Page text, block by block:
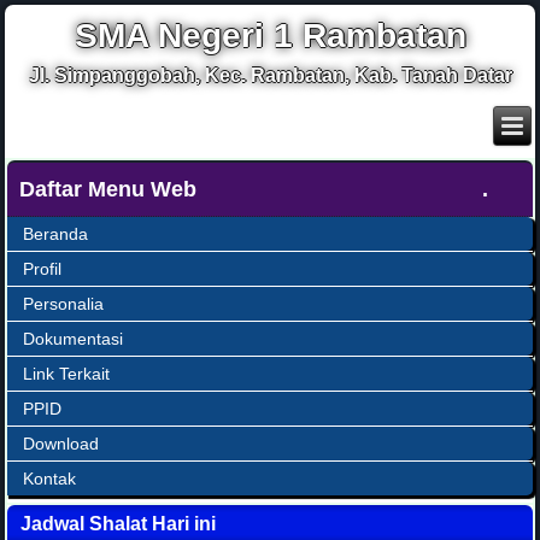
SMA Negeri 1 Rambatan
Jl. Simpanggobah, Kec. Rambatan, Kab. Tanah Datar
Daftar Menu Web
Beranda
Profil
Personalia
Dokumentasi
Link Terkait
PPID
Download
Kontak
Jadwal Shalat Hari ini